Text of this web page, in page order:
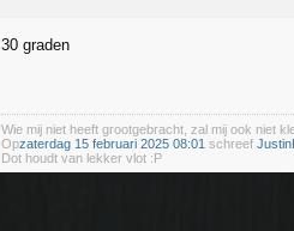
30 graden
Wie mij niet heeft grootgebracht, zal mij ook niet
Opzaterdag 15 februari 2025 08:01 schreef
Dot houdt van lekker vlot :P